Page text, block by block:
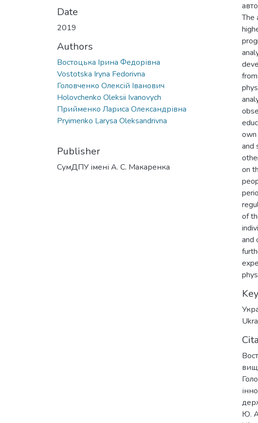
Date
2019
Authors
Востоцька Ірина Федорівна
Vostotska Iryna Fedorivna
Головченко Олексій Іванович
Holovchenko Oleksii Ivanovych
Прийменко Лариса Олександрівна
Pryimenko Larysa Oleksandrivna
Publisher
СумДПУ імені А. С. Макаренка
The
own
and
on
of
and
Ю.